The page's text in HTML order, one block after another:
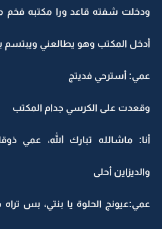
ودخلت شفته قاعد ورا مكتبه فخم
أدخل المكتب وهو يطالعني ويبتسم
عمي: أسترحي فديتج
وقعدت على الكرسي جدام المكتب
أنا: ماشالله تبارك الله، عمي
والديزاين أحلى
عمي:عيونج الحلوة يا بنتي، بس